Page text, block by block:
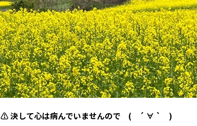
⚠ 決して心は病んでいませんので ( ´ ∀ ` )